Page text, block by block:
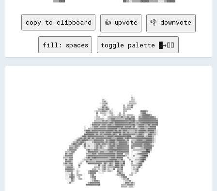
copy to clipboard 👍 upvote 👎 downvote
fill: spaces toggle palette ▓→✊🏽